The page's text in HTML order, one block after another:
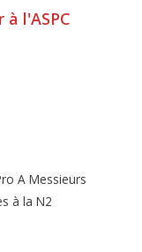
l'ASPC
A Messieurs
à la N2